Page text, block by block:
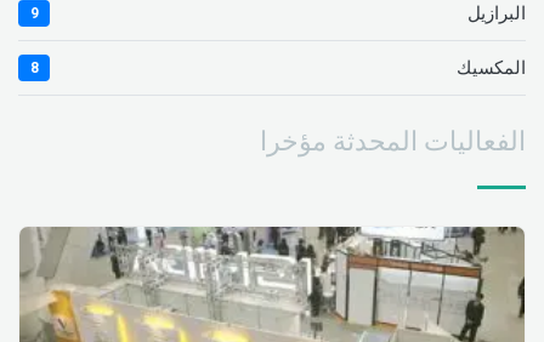
البرازيل 9
المكسيك 8
الفعاليات المحدثة مؤخرا